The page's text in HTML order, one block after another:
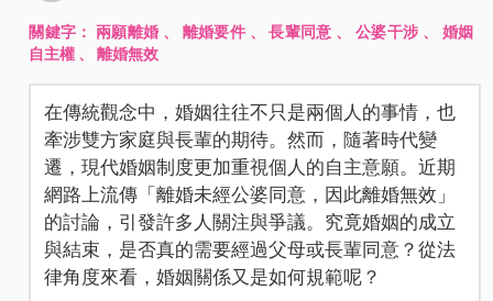
關鍵字：兩願離婚 、 離婚要件 、長輩同意 、 公婆干涉 、 婚姻
自主權 、離婚無效
在傳統觀念中，婚姻往往不只是兩個人的事情，也
牽涉雙方家庭與長輩的期待。然而，隨著時代變
遷，現代婚姻制度更加重視個人的自主意願。近期
網路上流傳「離婚未經公婆同意，因此離婚無效」
的討論，引發許多人關注與爭議。究竟婚姻的成立
與結束，是否真的需要經過父母或長輩同意？從法
律角度來看，婚姻關係又是如何規範呢？